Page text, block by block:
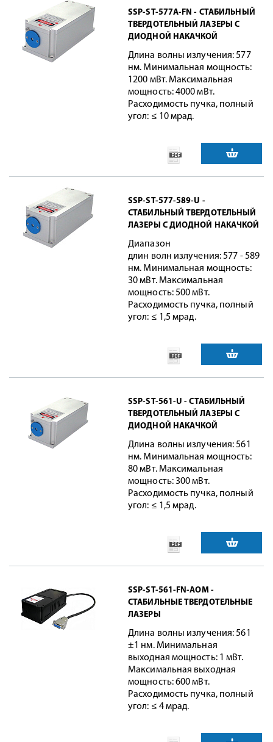
SSP-ST-577A-FN - СТАБИЛЬНЫЙ
ТВЕРДОТЕЛЬНЫЙ ЛАЗЕРЫ С
ДИОДНОЙ НАКАЧКОЙ
Длина волны излучения: 577
нм. Минимальная мощность:
1200 мВт. Максимальная
мощность: 4000 мВт.
Расходимость пучка, полный
угол: ≤ 10 мрад.
SSP-ST-577-589-U -
СТАБИЛЬНЫЙ ТВЕРДОТЕЛЬНЫЙ
ЛАЗЕРЫ С ДИОДНОЙ НАКАЧКОЙ
Диапазон
длин волн излучения: 577 - 589
нм. Минимальная мощность:
30 мВт. Максимальная
мощность: 500 мВт.
Расходимость пучка, полный
угол: ≤ 1,5 мрад.
SSP-ST-561-U - СТАБИЛЬНЫЙ
ТВЕРДОТЕЛЬНЫЙ ЛАЗЕРЫ С
ДИОДНОЙ НАКАЧКОЙ
Длина волны излучения: 561
нм. Минимальная мощность:
80 мВт. Максимальная
мощность: 300 мВт.
Расходимость пучка, полный
угол: ≤ 1,5 мрад.
SSP-ST-561-FN-AOM -
СТАБИЛЬНЫЕ ТВЕРДОТЕЛЬНЫЕ
ЛАЗЕРЫ
Длина волны излучения: 561
±1 нм. Минимальная
выходная мощность: 1 мВт.
Максимальная выходная
мощность: 600 мВт.
Расходимость пучка, полный
угол: ≤ 4 мрад.